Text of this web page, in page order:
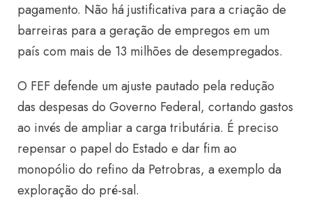
pagamento. Não há justificativa para a criação de
barreiras para a geração de empregos em um
país com mais de 13 milhões de desempregados.
O FEF defende um ajuste pautado pela redução
das despesas do Governo Federal, cortando gastos
ao invés de ampliar a carga tributária. É preciso
repensar o papel do Estado e dar fim ao
monopólio do refino da Petrobras, a exemplo da
exploração do pré-sal.